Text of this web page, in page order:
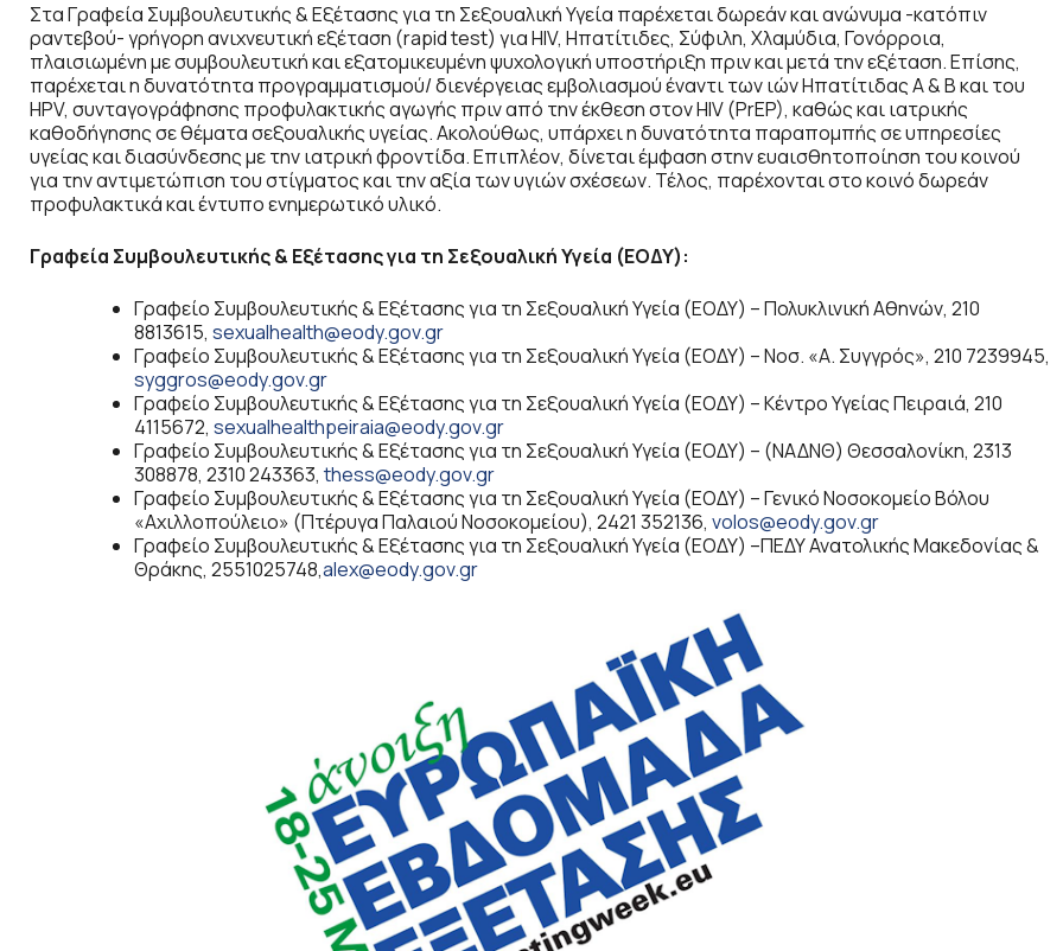
Στα Γραφεία Συμβουλευτικής & Εξέτασης για τη Σεξουαλική Υγεία παρέχεται δωρεάν και ανώνυμα -κατόπιν
ραντεβού- γρήγορη ανιχνευτική εξέταση (rapid test) για HIV, Ηπατίτιδες, Σύφιλη, Χλαμύδια, Γονόρροια,
πλαισιωμένη με συμβουλευτική και εξατομικευμένη ψυχολογική υποστήριξη πριν και μετά την εξέταση. Επίσης,
παρέχεται η δυνατότητα προγραμματισμού/ διενέργειας εμβολιασμού έναντι των ιών Ηπατίτιδας Α & Β και του
HPV, συνταγογράφησης προφυλακτικής αγωγής πριν από την έκθεση στον HIV (PrEP), καθώς και ιατρικής
καθοδήγησης σε θέματα σεξουαλικής υγείας. Ακολούθως, υπάρχει η δυνατότητα παραπομπής σε υπηρεσίες
υγείας και διασύνδεσης με την ιατρική φροντίδα. Επιπλέον, δίνεται έμφαση στην ευαισθητοποίηση του κοινού
για την αντιμετώπιση του στίγματος και την αξία των υγιών σχέσεων. Τέλος, παρέχονται στο κοινό δωρεάν
προφυλακτικά και έντυπο ενημερωτικό υλικό.
Γραφεία Συμβουλευτικής & Εξέτασης για τη Σεξουαλική Υγεία (ΕΟΔΥ):
Γραφείο Συμβουλευτικής & Εξέτασης για τη Σεξουαλική Υγεία (ΕΟΔΥ) – Πολυκλινική Αθηνών, 210
8813615, sexualhealth@eody.gov.gr
Γραφείο Συμβουλευτικής & Εξέτασης για τη Σεξουαλική Υγεία (ΕΟΔΥ) – Νοσ. «Α. Συγγρός», 210 7239945,
syggros@eody.gov.gr
Γραφείο Συμβουλευτικής & Εξέτασης για τη Σεξουαλική Υγεία (ΕΟΔΥ) – Κέντρο Υγείας Πειραιά, 210
4115672, sexualhealthpeiraia@eody.gov.gr
Γραφείο Συμβουλευτικής & Εξέτασης για τη Σεξουαλική Υγεία (ΕΟΔΥ) – (ΝΑΔΝΘ) Θεσσαλονίκη, 2313
308878, 2310 243363, thess@eody.gov.gr
Γραφείο Συμβουλευτικής & Εξέτασης για τη Σεξουαλική Υγεία (ΕΟΔΥ) – Γενικό Νοσοκομείο Βόλου
«Αχιλλοπούλειο» (Πτέρυγα Παλαιού Νοσοκομείου), 2421 352136, volos@eody.gov.gr
Γραφείο Συμβουλευτικής & Εξέτασης για τη Σεξουαλική Υγεία (ΕΟΔΥ) –ΠΕΔΥ Ανατολικής Μακεδονίας &
Θράκης, 2551025748,alex@eody.gov.gr